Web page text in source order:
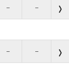
– –
– –